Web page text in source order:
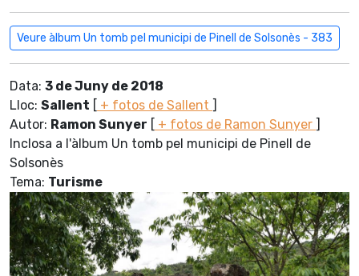
Veure àlbum Un tomb pel municipi de Pinell de Solsonès - 383
Data: 3 de Juny de 2018
Lloc: Sallent [ + fotos de Sallent ]
Autor: Ramon Sunyer [ + fotos de Ramon Sunyer ]
Inclosa a l'àlbum Un tomb pel municipi de Pinell de
Solsonès
Tema: Turisme